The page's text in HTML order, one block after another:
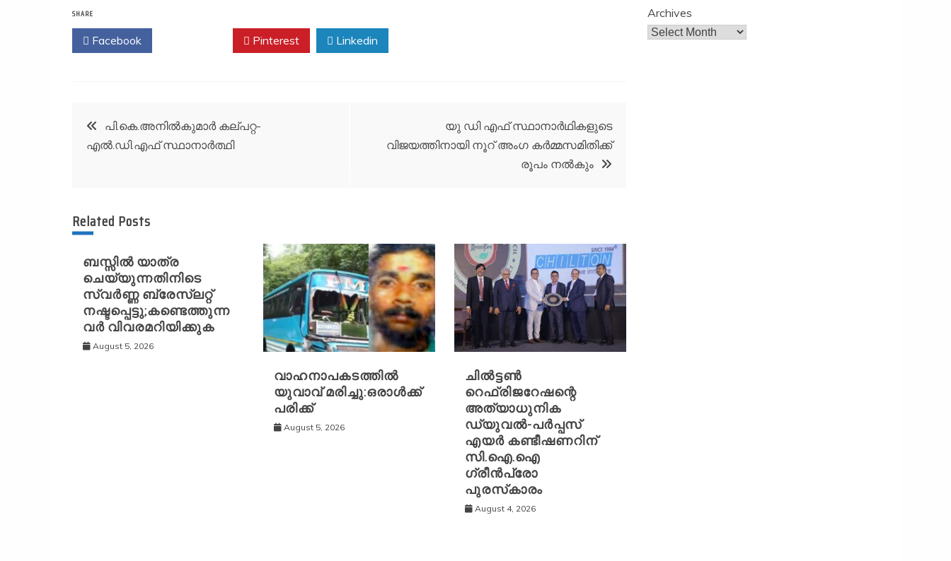
SHARE
Facebook Pinterest Linkedin
Post
navigation
പി.കെ.അനിൽകുമാർ കല്പറ്റ-
എൽ.ഡി.എഫ് സ്ഥാനാർത്ഥി
യു ഡി എഫ് സ്ഥാനാര്‍ഥികളുടെ
വിജയത്തിനായി നൂറ് അംഗ കര്‍മ്മസമിതിക്ക്
രൂപം നല്‍കും
Related Posts
ബസ്സിൽ യാത്ര
ചെയ്യുന്നതിനിടെ
സ്വർണ്ണ ബ്രേസ്‌ലറ്റ്
നഷ്ടപ്പെട്ടു;കണ്ടെത്തുന്ന
വർ വിവരമറിയിക്കുക
August 5, 2026
വാഹനാപകടത്തിൽ
യുവാവ് മരിച്ചു:ഒരാൾക്ക്
പരിക്ക്
August 5, 2026
ചിൽട്ടൺ
റെഫ്രിജറേഷന്റെ
അത്യാധുനിക
ഡ്യുവൽ-പർപ്പസ്
എയർ കണ്ടീഷണറിന്
സി.ഐ.ഐ
ഗ്രീൻപ്രോ
പുരസ്‌കാരം
August 4, 2026
Archives